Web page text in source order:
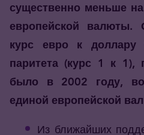
существенно меньше
европейской валюты.
курс евро к доллару
паритета (курс 1 к 1),
было в 2002 году,
единой европейской
Из ближайших